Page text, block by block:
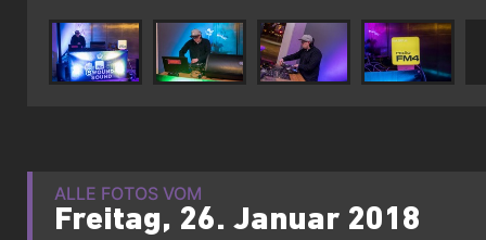
ALLE FOTOS VOM
Freitag, 26. Januar 2018